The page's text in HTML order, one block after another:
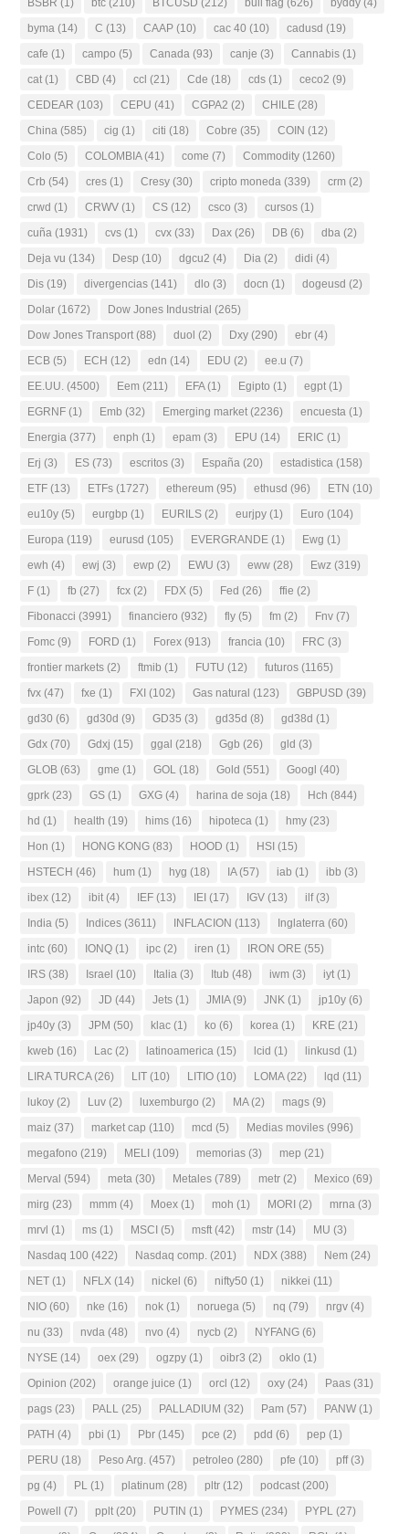
byma (14) C (13) CAAP (10) cac 40 (10) cadusd (19)
cafe (1) campo (5) Canada (93) canje (3) Cannabis (1)
cat (1) CBD (4) ccl (21) Cde (18) cds (1) ceco2 (9)
CEDEAR (103) CEPU (41) CGPA2 (2) CHILE (28)
China (585) cig (1) citi (18) Cobre (35) COIN (12)
Colo (5) COLOMBIA(41) come (7) Commodity (1260)
Crb (54) cres (1) Cresy (30) cripto moneda (339) crm (2)
crwd (1) CRWV (1) CS (12) csco (3) cursos (1)
cuña (1931) cvs (1) cvx (33) Dax (26) DB (6) dba (2)
Deja vu (134) Desp (10) dgcu2 (4) Dia (2) didi (4)
Dis (19) divergencias (141) dlo (3) docn (1) dogeusd (2)
Dolar (1672) Dow Jones Industrial (265)
Dow Jones Transport (88) duol (2) Dxy (290) ebr (4)
ECB (5) ECH (12) edn (14) EDU (2) ee.u (7)
EE.UU. (4500) Eem (211) EFA(1) Egipto (1) egpt (1)
EGRNF (1) Emb (32) Emerging market (2236) encuesta (1)
Energia (377) enph (1) epam (3) EPU (14) ERIC (1)
Erj (3) ES (73) escritos (3) España (20) estadistica (158)
ETF (13) ETFs (1727) ethereum (95) ethusd (96) ETN (10)
eu10y (5) eurgbp (1) EURILS (2) eurjpy (1) Euro (104)
Europa (119) eurusd (105) EVERGRANDE (1) Ewg (1)
ewh (4) ewj (3) ewp (2) EWU (3) eww (28) Ewz (319)
F (1) fb (27) fcx (2) FDX (5) Fed (26) ffie (2)
Fibonacci (3991) financiero (932) fly (5) fm (2) Fnv (7)
Fomc (9) FORD (1) Forex (913) francia (10) FRC (3)
frontier markets (2) ftmib (1) FUTU (12) futuros (1165)
fvx (47) fxe (1) FXI (102) Gas natural (123) GBPUSD (39)
gd30 (6) gd30d (9) GD35 (3) gd35d (8) gd38d (1)
Gdx (70) Gdxj (15) ggal (218) Ggb (26) gld (3)
GLOB (63) gme (1) GOL (18) Gold (551) Googl (40)
gprk (23) GS (1) GXG (4) harina de soja (18) Hch (844)
hd (1) health (19) hims (16) hipoteca (1) hmy (23)
Hon (1) HONG KONG (83) HOOD (1) HSI (15)
HSTECH (46) hum (1) hyg (18) IA(57) iab (1) ibb (3)
ibex (12) ibit (4) IEF (13) IEI (17) IGV (13) ilf(3)
India (5) Indices (3611) INFLACION (113) Inglaterra (60)
intc (60) IONQ (1) ipc (2) iren (1) IRON ORE (55)
IRS (38) Israel (10) Italia (3) Itub (48) iwm (3) iyt (1)
Japon (92) JD (44) Jets (1) JMIA(9) JNK (1) jp10y (6)
jp40y (3) JPM (50) klac (1) ko (6) korea (1) KRE (21)
kweb (16) Lac (2) latinoamerica (15) lcid (1) linkusd (1)
LIRA TURCA(26) LIT (10) LITIO (10) LOMA(22) lqd (11)
lukoy (2) Luv (2) luxemburgo (2) MA(2) mags (9)
maiz (37) market cap (110) mcd (5) Medias moviles (996)
megafono (219) MELI (109) memorias (3) mep (21)
Merval (594) meta (30) Metales (789) metr (2) Mexico (69)
mirg (23) mmm (4) Moex (1) moh (1) MORI (2) mrna (3)
mrvl (1) ms (1) MSCI (5) msft (42) mstr (14) MU (3)
Nasdaq 100 (422) Nasdaq comp. (201) NDX (388) Nem (24)
NET (1) NFLX (14) nickel (6) nifty50 (1) nikkei (11)
NIO (60) nke (16) nok (1) noruega (5) nq (79) nrgv (4)
nu (33) nvda (48) nvo (4) nycb (2) NYFANG (6)
NYSE (14) oex (29) ogzpy (1) oibr3 (2) oklo (1)
Opinion (202) orange juice (1) orcl (12) oxy (24) Paas (31)
pags (23) PALL (25) PALLADIUM (32) Pam (57) PANW (1)
PATH (4) pbi (1) Pbr (145) pce (2) pdd (6) pep (1)
PERU (18) Peso Arg. (457) petroleo (280) pfe (10) pff(3)
pg (4) PL (1) platinum (28) pltr (12) podcast (200)
Powell (7) pplt (20) PUTIN (1) PYMES (234) PYPL (27)